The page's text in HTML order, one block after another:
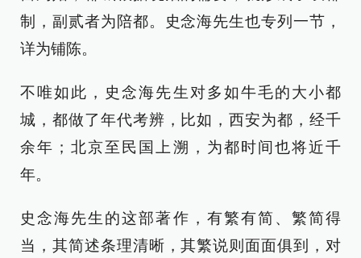
制，副贰者为陪都。史念海先生也专列一节，
详为铺陈。
不唯如此，史念海先生对多如牛毛的大小都
城，都做了年代考辨，比如，西安为都，经千
余年；北京至民国上溯，为都时间也将近千
年。
史念海先生的这部著作，有繁有简、繁简得
当，其简述条理清晰，其繁说则面面俱到，对